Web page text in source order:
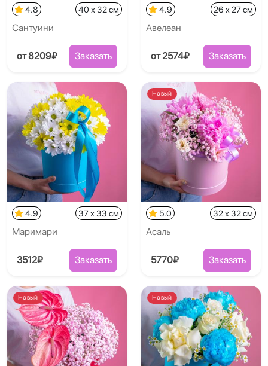
4.8 40 x 32 см
Сантуини
от 8209₽ Заказать
4.9 26 x 27 см
Авелеан
от 2574₽ Заказать
4.9 37 x 33 см
Маримари
3512₽ Заказать
Новый
5.0 32 x 32 см
Асаль
5770₽ Заказать
Новый Новый